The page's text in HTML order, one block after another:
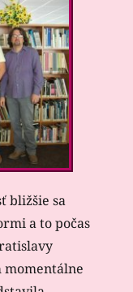
bližšie sa
a to počas
momentálne